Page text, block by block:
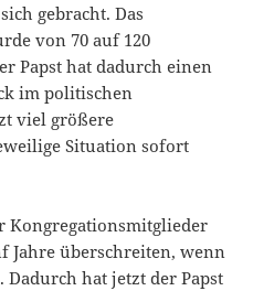
gebracht. Das
von 70 auf 120
Papst hat dadurch einen
im politischen
viel größere
Situation sofort
Kongregationsmitglieder
Jahre überschreiten, wenn
hat jetzt der Papst